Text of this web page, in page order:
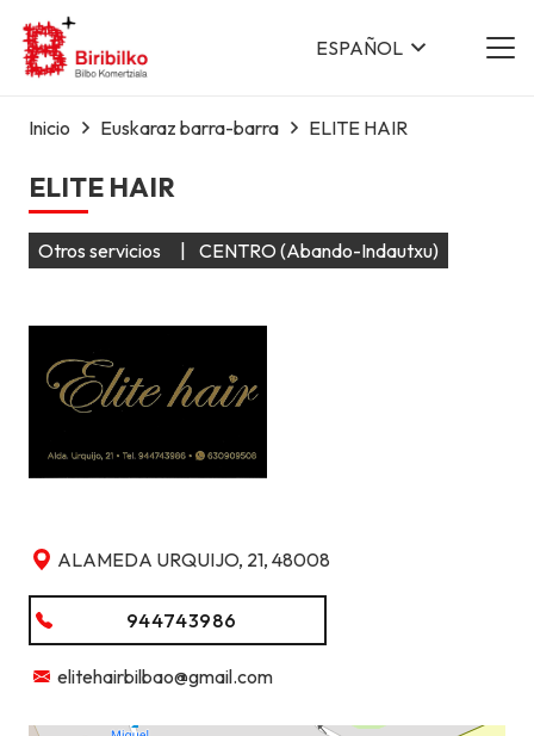
ESPAÑOL
Inicio Euskaraz barra-barra ELITE HAIR
ELITE HAIR
Otros servicios | CENTRO (Abando-Indautxu)
ALAMEDA URQUIJO, 21, 48008
944743986
elitehairbilbao@gmail.com